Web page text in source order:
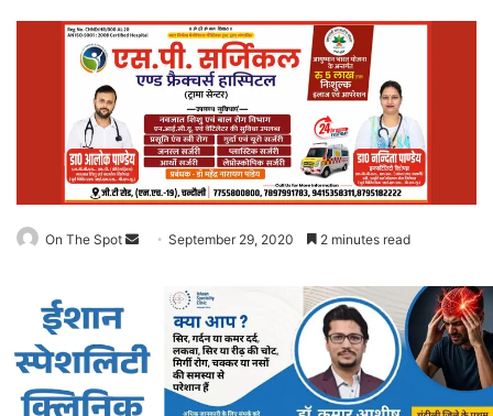
On The Spot
Send September 29, 2020 2 minutes read